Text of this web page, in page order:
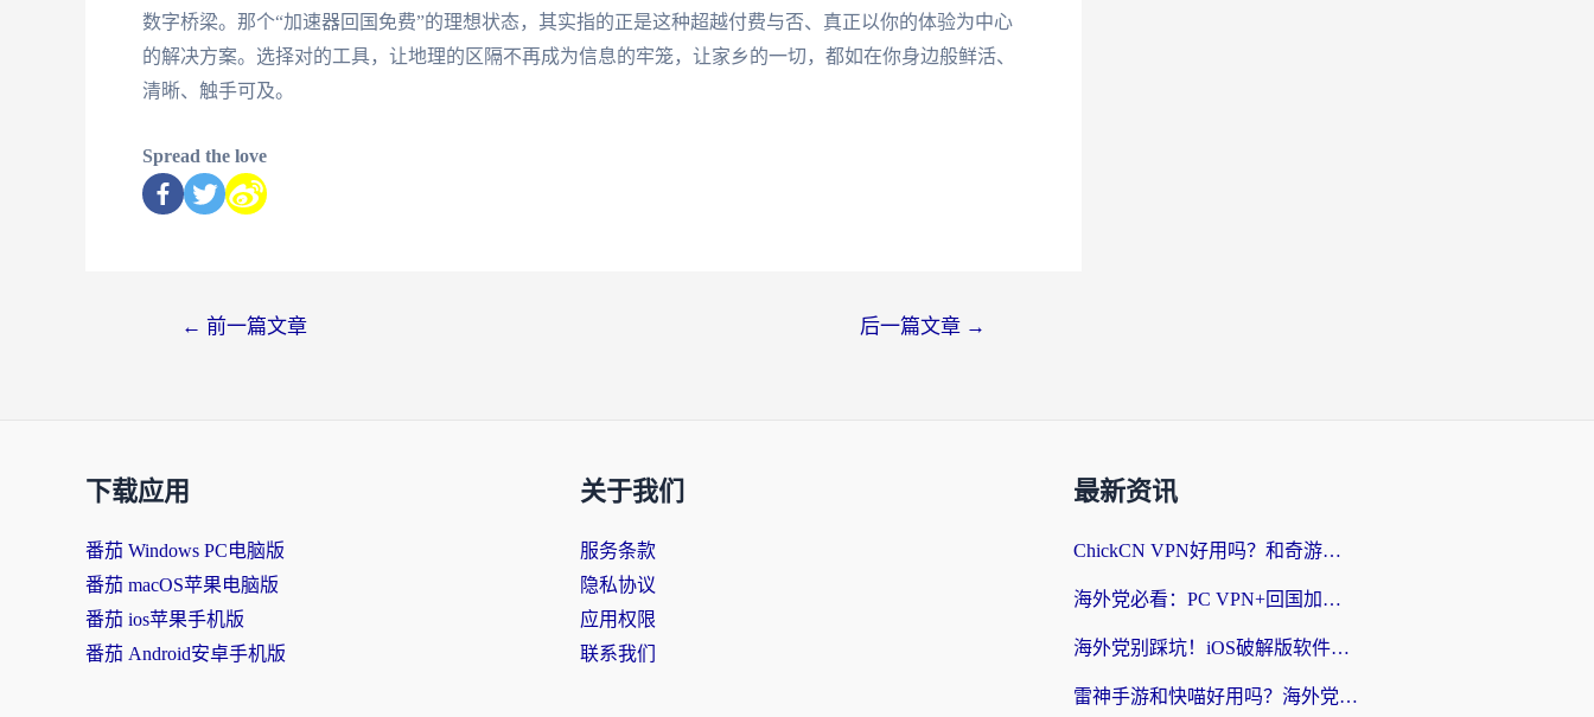
数字桥梁。那个“加速器回国免费”的理想状态，其实指的正是这种超越付费与否、真正以你的体验为中心
的解决方案。选择对的工具，让地理的区隔不再成为信息的牢笼，让家乡的一切，都如在你身边般鲜活、
清晰、触手可及。
Spread the love
← 前一篇文章 后一篇文章 →
下载应用
番茄 Windows PC电脑版
番茄 macOS苹果电脑版
番茄 ios苹果手机版
番茄 Android安卓手机版
关于我们
服务条款
隐私协议
应用权限
联系我们
最新资讯
ChickCN VPN好用吗？和奇游手游VPN对比哪个回国效果更好？海外党亲测实用指南
海外党必看：PC VPN+回国加速器怎么选？无缝访问国内资源全攻略
海外党别踩坑！iOS破解版软件不可靠？教你选对回国加速器无缝看国内资源
雷神手游和快喵好用吗？海外党亲测5款回国加速器，附斧牛Bling对比+微信视频号解决办法